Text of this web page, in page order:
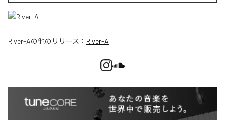
River-Aの他のリリース： River-A